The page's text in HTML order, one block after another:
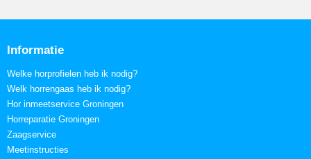
Informatie
Welke horprofielen heb ik nodig?
Welk horrengaas heb ik nodig?
Hor inmeetservice Groningen
Horreparatie Groningen
Zaagservice
Meetinstructies